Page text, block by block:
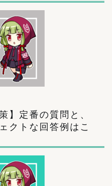
】定番の質問と、
クトな回答例はこ